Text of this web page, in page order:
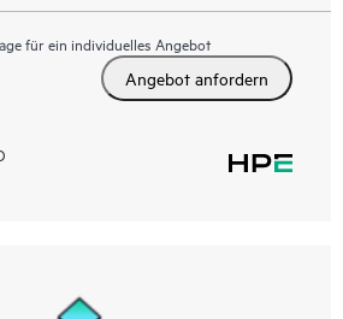
für ein individuelles Angebot
Angebot anfordern